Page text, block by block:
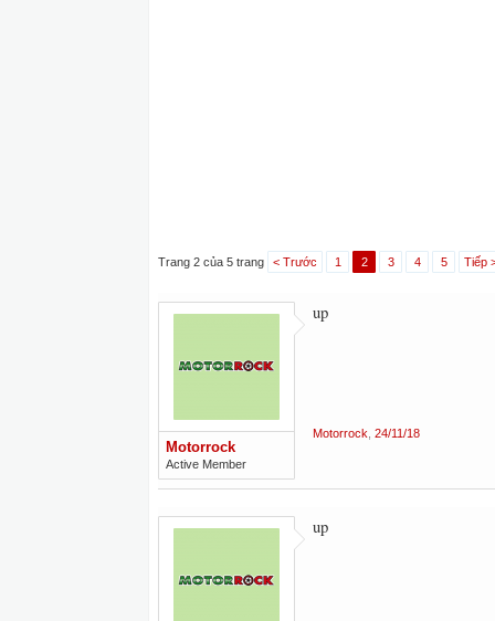
Trang 2 của 5 trang < Trước 1 2 3 4 5 Tiếp
Motorrock
Active Member
up
Motorrock 24/11/18
up